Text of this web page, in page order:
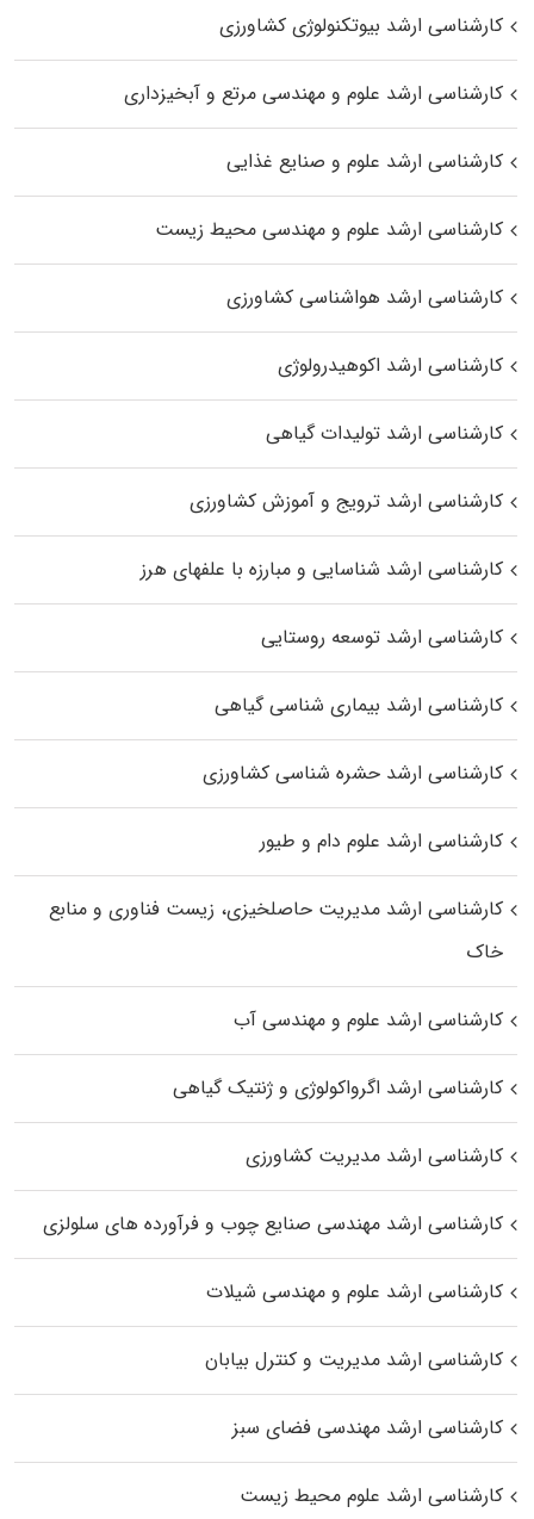
کارشناسی ارشد بیوتکنولوژی کشاورزی
کارشناسی ارشد علوم و مهندسی مرتع و آبخیزداری
کارشناسی ارشد علوم و صنایع غذایی
کارشناسی ارشد علوم و مهندسی محیط زیست
کارشناسی ارشد هواشناسی کشاورزی
کارشناسی ارشد اکوهیدرولوژی
کارشناسی ارشد تولیدات گیاهی
کارشناسی ارشد ترویج و آموزش کشاورزی
کارشناسی ارشد شناسایی و مبارزه با علفهای هرز
کارشناسی ارشد توسعه روستایی
کارشناسی ارشد بیماری‌ شناسی گیاهی
کارشناسی ارشد حشره‌ شناسی کشاورزی
کارشناسی ارشد علوم دام و طیور
کارشناسی ارشد مدیریت حاصلخیزی، زیست فناوری و منابع
خاک
کارشناسی ارشد علوم و مهندسی آب
کارشناسی ارشد اگرواکولوژی و ژنتیک گیاهی
کارشناسی ارشد مدیریت کشاورزی
کارشناسی ارشد مهندسی صنایع چوب و فرآورده‌ های سلولزی
کارشناسی ارشد علوم و مهندسی شیلات
کارشناسی ارشد مدیریت و کنترل بیابان
کارشناسی ارشد مهندسی فضای سبز
کارشناسی ارشد علوم محیط‌ زیست